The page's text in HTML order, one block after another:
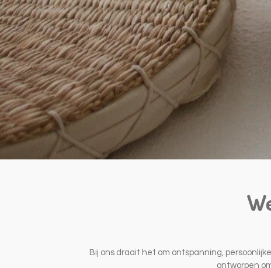
Bij ons draait het om ontspanning,
ontworpen